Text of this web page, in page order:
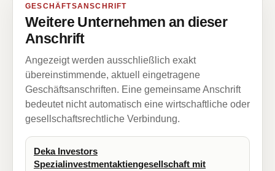
GESCHÄFTSANSCHRIFT
Weitere Unternehmen an dieser
Anschrift
Angezeigt werden ausschließlich exakt
übereinstimmende, aktuell eingetragene
Geschäftsanschriften. Eine gemeinsame Anschrift
bedeutet nicht automatisch eine wirtschaftliche oder
gesellschaftsrechtliche Verbindung.
Deka Investors
Spezialinvestmentaktiengesellschaft mit